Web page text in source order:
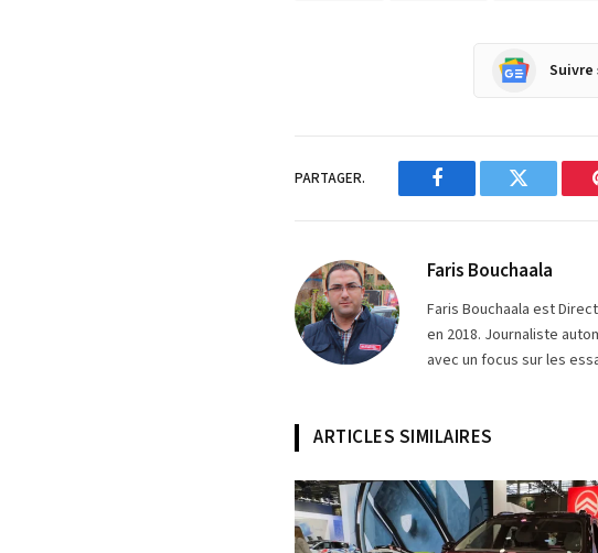
Suivre
PARTAGER.
Facebook Twitter
Faris Bouchaala
Faris Bouchaala est
en 2018. Journaliste
avec un focus sur les
ARTICLES SIMILAIRES
© Photo MotorsActu / Faris Bouchaala